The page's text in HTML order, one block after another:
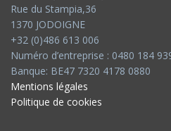
Rue du Stampia,36
1370 JODOIGNE
+32 (0)486 613 006
Numéro d’entreprise : 0480 184
Banque: BE47 7320 4178 0880
Mentions légales
Politique de cookies